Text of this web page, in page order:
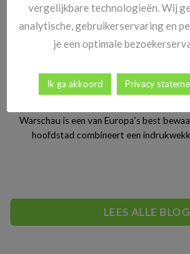
Stedentrip Warschau: ontdek de
Polen’s bruisende
Warschau is een van Europa’s best
hoofdstad combineert een
LEES ALLE
vergelijkbare technologieën. Wij
analytische, gebruikerservaring en
je een optimale
Ik ga akkoord Privacy